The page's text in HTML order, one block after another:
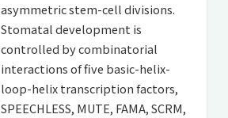
asymmetric stem-cell divisions.
Stomatal development is
controlled by combinatorial
interactions of five basic-helix-
loop-helix transcription factors,
SPEECHLESS, MUTE, FAMA, SCRM,